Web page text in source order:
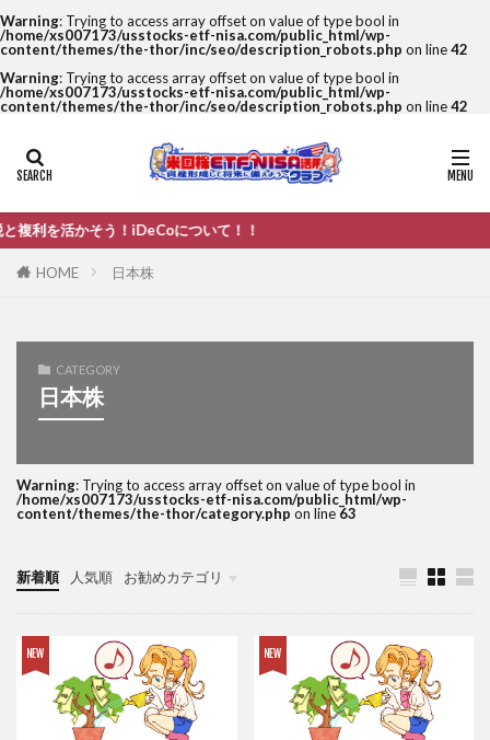
Warning: Trying to access array offset on value of type bool in
/home/xs007173/usstocks-etf-nisa.com/public_html/wp-
content/themes/the-thor/inc/seo/description_robots.php on line42
Warning: Trying to access array offset on value of type bool in
/home/xs007173/usstocks-etf-nisa.com/public_html/wp-
content/themes/the-thor/inc/seo/description_robots.php on line42
そう！iDeCoについて！！
HOME 日本株
CATEGORY
日本株
Warning: Trying to access array offset on value of type bool in
/home/xs007173/usstocks-etf-nisa.com/public_html/wp-
content/themes/the-thor/category.php on line63
新着順 人気順 お勧めカテゴリ
投資する理由
米国株
ETF